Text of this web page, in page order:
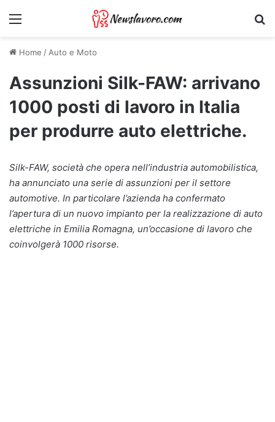
Menu
Home /Auto e Moto
Assunzioni Silk-FAW: arrivano
1000 posti di lavoro in Italia
per produrre auto elettriche.
Silk-FAW, società che opera nell’industria automobilistica,
ha annunciato una serie di assunzioni per il settore
automotive. In particolare l’azienda ha confermato
l’apertura di un nuovo impianto per la realizzazione di auto
elettriche in Emilia Romagna, un’occasione di lavoro che
coinvolgerà 1000 risorse.